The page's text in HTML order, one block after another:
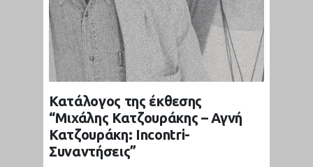
Κατάλογος της έκθεσης
“Μιχάλης Κατζουράκης – Αγνή
Κατζουράκη: Incontri-
Συναντήσεις”